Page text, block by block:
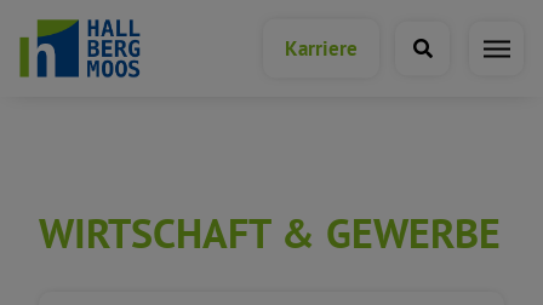
Karriere
WIRTSCHAFT & GEWERBE